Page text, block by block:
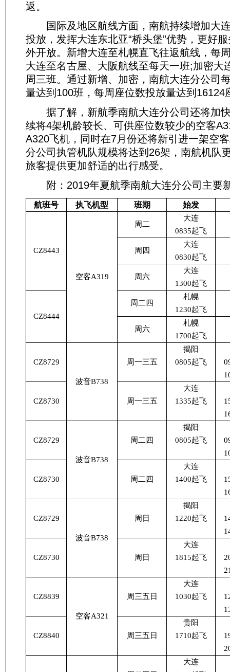
返。
国际及地区航线方面，南航持续增加大
投放，发挥大连东北亚“桥头堡”优势，更好服
外开放。新增大连至札幌直飞往返航线，每
大连至名古屋、大阪航线至每天一班;加密大
周三班。通过新增、加密，南航大连分公司
量达到100班，每周座位数投放量达到16124
据了解，新航季南航大连分公司还将加
续将4架机龄较长、可供座位数较少的空客
A320飞机，同时在7月份还将新引进一架空
分公司执管机队规模将达到26架，南航机队
旅客提供更加舒适的出行感受。
附：2019年夏航季南航大连分公司主要
航班号 执飞机型 班期 始发
CZ8443
空客A319
周二
大连
0835起飞
周四
大连
0830起飞
周六
大连
1300起飞
CZ8444
周二四
札幌
1230起飞
周六
札幌
1700起飞
CZ8729
波音B738
周一三五
揭阳
0805起飞
CZ8730 周一三五
大连
1335起飞
CZ8729
波音B738
周二四
揭阳
0805起飞
CZ8730 周二四
大连
1400起飞
CZ8729
波音B738
周日
揭阳
1220起飞
CZ8730 周日
大连
1815起飞
CZ8839
空客A321
周三五日
大连
1030起飞
CZ8840 周三五日
贵阳
1710起飞
大连